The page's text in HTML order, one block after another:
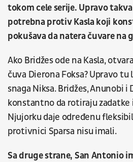
tokom cele serije. Upravo
potrebna protiv Kasla koji
pokušava da natera čuvare na
Ako Bridžes ode na Kasla,
čuva Dierona Foksa? Upravo tu
snaga Niksa. Bridžes, Anunobi i
konstantno da rotiraju zadatke
Njujorku daje određenu
protivnici Sparsa nisu imali.
Sa druge strane, San Antonio